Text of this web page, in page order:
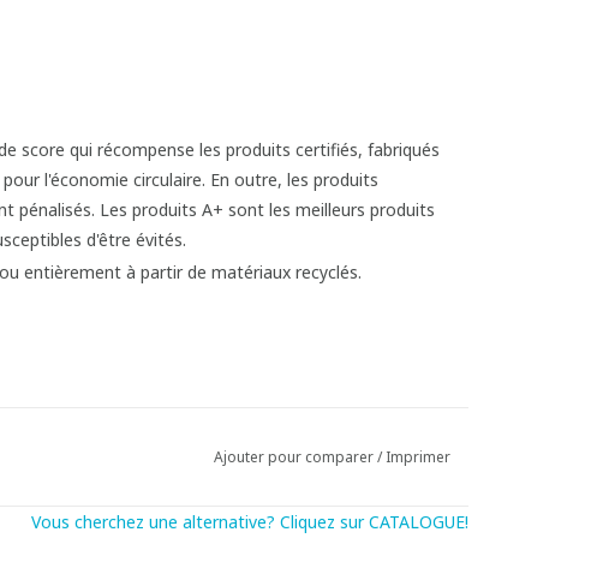
Ajouter pour comparer/Imprimer
Vous cherchez une alternative? Cliquez sur CATALOGUE!